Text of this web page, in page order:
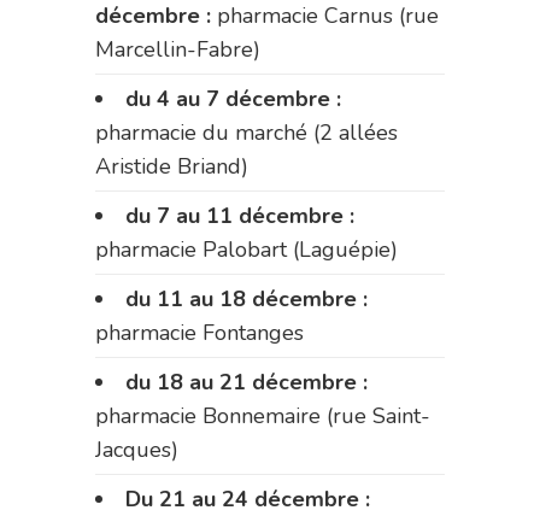
décembre : pharmacie Carnus (rue
Marcellin-Fabre)
du 4 au 7 décembre :
pharmacie du marché (2 allées
Aristide Briand)
du 7 au 11 décembre :
pharmacie Palobart (Laguépie)
du 11 au 18 décembre :
pharmacie Fontanges
du 18 au 21 décembre :
pharmacie Bonnemaire (rue Saint-
Jacques)
Du 21 au 24 décembre :